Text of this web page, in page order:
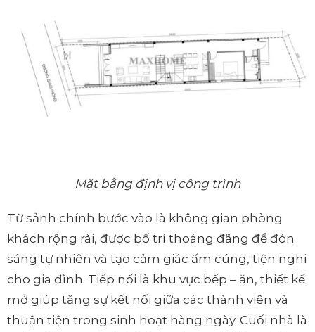
Mặt bằng định vị công trình
Từ sảnh chính bước vào là không gian phòng
khách rộng rãi, được bố trí thoáng đãng để đón
sáng tự nhiên và tạo cảm giác ấm cúng, tiện nghi
cho gia đình. Tiếp nối là khu vực bếp – ăn, thiết kế
mở giúp tăng sự kết nối giữa các thành viên và
thuận tiện trong sinh hoạt hàng ngày. Cuối nhà là